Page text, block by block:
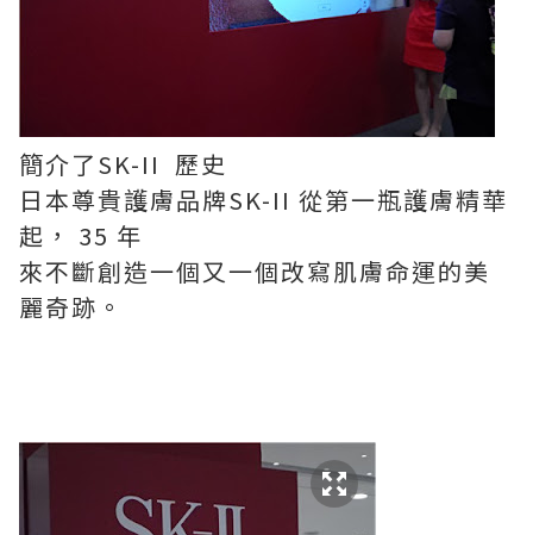
簡介了SK-II 歷史
日本尊貴護膚品牌SK-II 從第一瓶護膚精華
起， 35 年
來不斷創造一個又一個改寫肌膚命運的美
麗奇跡。